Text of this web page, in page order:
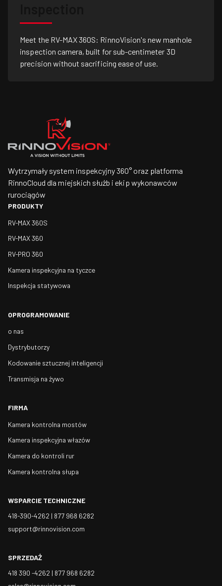
Meet the RV-MAX 360S: RinnoVision's new manhole
inspection camera, built for sub-centimeter 3D
precision without sacrificing ease of use.
Wytrzymały system inspekcyjny 360° oraz platforma
RinnoCloud dla miejskich służb i ekip wykonawców
rurociągów
PRODUKTY
RV-MAX 360S
RV-MAX 360
RV-PRO 360
Kamera inspekcyjna na tyczce
Inspekcja statywowa
OPROGRAMOWANIE
o nas
Dystrybutorzy
Kodowanie sztucznej inteligencji
Transmisja na żywo
FIRMA
Kamera kontrolna mostów
Kamera inspekcyjna włazów
Kamera do kontroli rur
Kamera kontrolna słupa
WSPARCIE TECHNICZNE
418-390-4262 | 877 968 6282
support@rinnovision.com
SPRZEDAŻ
418 390 -4262 | 877 968 6282